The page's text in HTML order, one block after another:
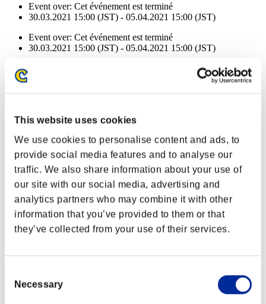
This website uses cookies
We use cookies to personalise content and ads, to
provide social media features and to analyse our
traffic. We also share information about your use of
our site with our social media, advertising and
analytics partners who may combine it with other
information that you’ve provided to them or that
they’ve collected from your use of their services.
Selection
Necessary
Event over: Cet événement est terminé
30.03.2021 15:00 (JST) - 05.04.2021 15:00 (JST)
Event over: Cet événement est terminé
30.03.2021 15:00 (JST) - 05.04.2021 15:00 (JST)
30.03.2021 15:00 (JST) - 05.04.2021 15:00 (JST)
Succès
NV personnage: 100 ou moins
Lv.3
NV personnage: 80 ou moins
Tueur d'élite